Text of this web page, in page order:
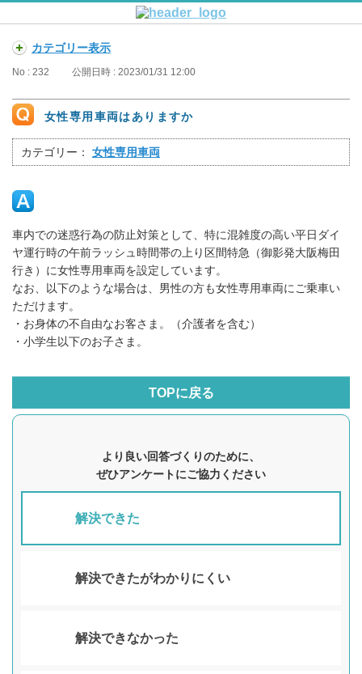
カテゴリー表示
No : 232 公開日時 : 2023/01/31 12:00
女性専用車両はありますか
カテゴリー： 女性専用車両
車内での迷惑行為の防止対策として、特に混雑度の高い平日ダイ
ヤ運行時の午前ラッシュ時間帯の上り区間特急（御影発大阪梅田
行き）に女性専用車両を設定しています。
なお、以下のような場合は、男性の方も女性専用車両にご乗車い
ただけます。
・お身体の不自由なお客さま。（介護者を含む）
・小学生以下のお子さま。
TOPに戻る
より良い回答づくりのために、
ぜひアンケートにご協力ください
解決できた
解決できたがわかりにくい
解決できなかった